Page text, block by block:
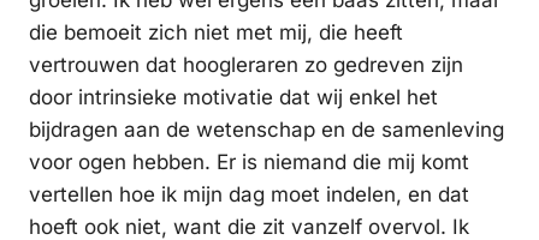
die bemoeit zich niet met mij, die heeft
vertrouwen dat hoogleraren zo gedreven zijn
door intrinsieke motivatie dat wij enkel het
bijdragen aan de wetenschap en de samenleving
voor ogen hebben. Er is niemand die mij komt
vertellen hoe ik mijn dag moet indelen, en dat
hoeft ook niet, want die zit vanzelf overvol. Ik